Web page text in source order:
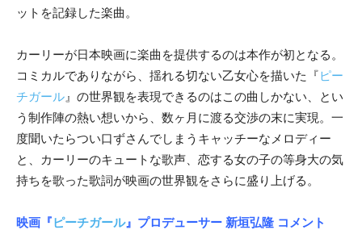
ットを記録した楽曲。
カーリーが日本映画に楽曲を提供するのは本作が初となる。
コミカルでありながら、揺れる切ない乙女心を描いた『ピー
チガール 』の世界観を表現できるのはこの曲しかない、とい
う制作陣の熱い想いから、数ヶ月に渡る交渉の末に実現。一
度聞いたらつい口ずさんでしまうキャッチーなメロディー
と、カーリーのキュートな歌声、恋する女の子の等身大の気
持ちを歌った歌詞が映画の世界観をさらに盛り上げる。
映画『ピーチガール』プロデューサー 新垣弘隆 コメント